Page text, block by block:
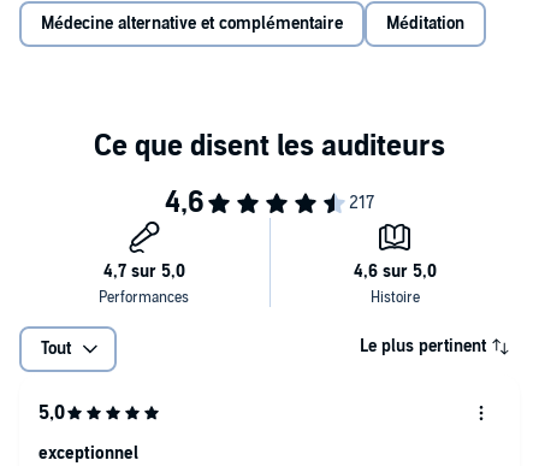
établir les changements que vous désirez dans votre vie !
Audio - SGNT média inc.
Médecine alternative et complémentaire Méditation
Tout Le plus pertinent
exceptionnel